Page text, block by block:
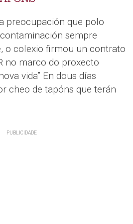
preocupación que polo
sempre
o colexio firmou un contrato
no marco do proxecto
vida” En dous días
cheo de tapóns que terán